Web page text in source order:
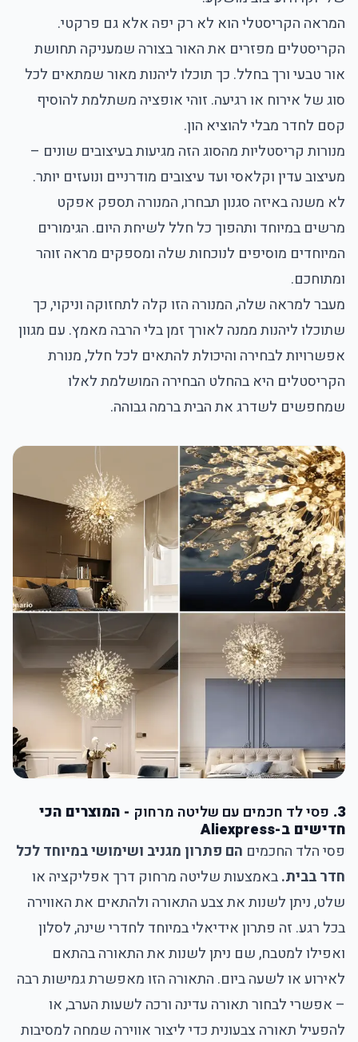
המראה הקריסטלי הוא לא רק יפה אלא גם פרקטי.
הקריסטלים מפזרים את האור בצורה שמעניקה תחושת
אור טבעי ורך בחלל. כך תוכלו ליהנות מאור שמתאים לכל
סוג של אירוח או רגיעה. זוהי אופציה משתלמת להוסיף
קסם לחדר מבלי להוציא הון.
מנורות קריסטליות מהסוג הזה מגיעות בעיצובים שונים –
מעיצוב עדין וקלאסי ועד עיצובים מודרניים ונועזים יותר.
לא משנה באיזה סגנון תבחרו, המנורה תספק אפקט
מרשים במיוחד ותהפוך כל חלל לשיחת היום. הגימורים
המיוחדים מוסיפים לנוכחות שלה ומספקים מראה זוהר
ומתוחכם.
מעבר למראה שלה, המנורה הזו קלה לתחזוקה וניקוי, כך
שתוכלו ליהנות ממנה לאורך זמן בלי הרבה מאמץ. עם מגוון
אפשרויות לבחירה והיכולת להתאים לכל חלל, מנורת
הקריסטלים היא בהחלט הבחירה המושלמת לאלו
שמחפשים לשדרג את הבית ברמה גבוהה.
3. פסי לד חכמים עם שליטה מרחוק - המוצרים הכי
חדישים ב-Aliexpress
פסי הלד החכמים הם פתרון מגניב ושימושי במיוחד לכל
חדר בבית.באמצעות שליטה מרחוק דרך אפליקציה או
שלט, ניתן לשנות את צבע התאורה ולהתאים את האווירה
בכל רגע. זה פתרון אידיאלי במיוחד לחדרי שינה, לסלון
ואפילו למטבח, שם ניתן לשנות את התאורה בהתאם
לאירוע או לשעה ביום. התאורה הזו מאפשרת גמישות רבה
– אפשרי לבחור תאורה עדינה ורכה לשעות הערב, או
להפעיל תאורה צבעונית כדי ליצור אווירה שמחה למסיבות